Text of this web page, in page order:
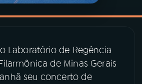
Laboratório de Regência
de Minas Gerais
seu concerto de